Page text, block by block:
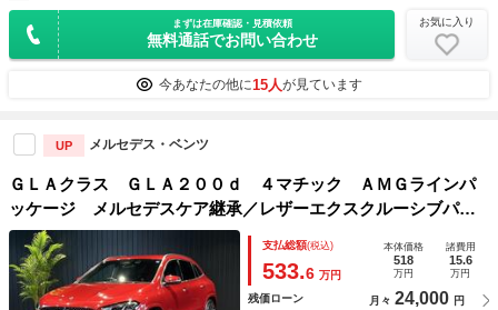
まずは在庫確認・見積依頼
無料通話でお問い合わせ
お気に入り
今あなたの他に15人が見ています
UP メルセデス・ベンツ
ＧＬＡクラス ＧＬＡ２００ｄ ４マチック ＡＭＧラインパ
ッケージ メルセデスケア継承／レザーエクスクルーシブパッ
ケージ／黒本革／３６０°カメラシステム／テレビ機能／フット
トランクオープナー／ワイヤレスチャージング／メモリー付き
パワーシート／アンビエントライト／認定中
支払総額(税込)
533.6 万円
本体価格
518
万円
諸費用
15.6
万円
残価ローン 月々 24,000 円